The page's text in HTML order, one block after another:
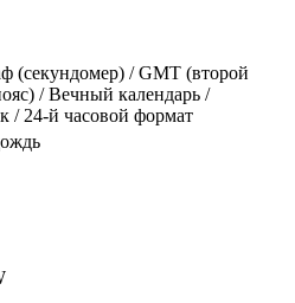
(секундомер) / GMT (второй
/ Вечный календарь /
/ 24-й часовой формат